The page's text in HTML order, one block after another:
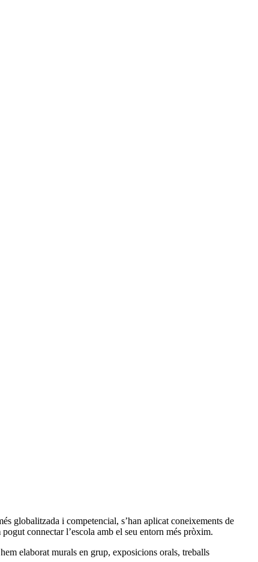
globalitzada i competencial, s’han aplicat coneixements de
connectar l’escola amb el seu entorn més pròxim.
elaborat murals en grup, exposicions orals, treballs